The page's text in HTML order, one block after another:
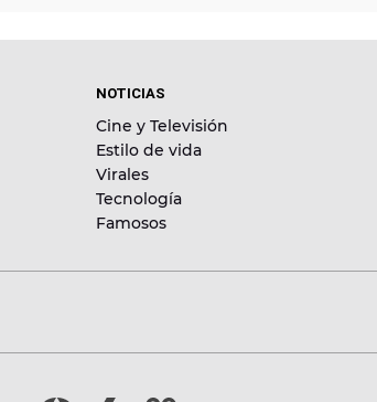
NOTICIAS
Cine y Televisión
Estilo de vida
Virales
Tecnología
Famosos